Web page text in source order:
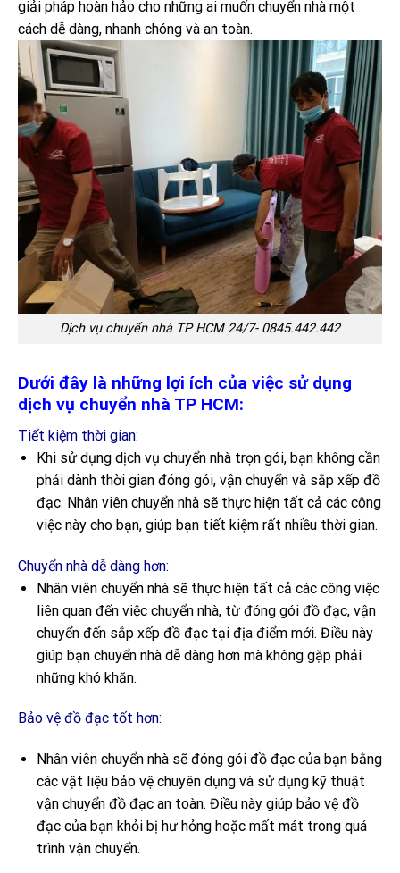
giải pháp hoàn hảo cho những ai muốn chuyển nhà một
cách dễ dàng, nhanh chóng và an toàn.
Dịch vụ chuyển nhà TP HCM 24/7- 0845.442.442
Dưới đây là những lợi ích của việc sử dụng
dịch vụ chuyển nhà TP HCM:
Tiết kiệm thời gian:
Khi sử dụng dịch vụ chuyển nhà trọn gói, bạn không cần
phải dành thời gian đóng gói, vận chuyển và sắp xếp đồ
đạc. Nhân viên chuyển nhà sẽ thực hiện tất cả các công
việc này cho bạn, giúp bạn tiết kiệm rất nhiều thời gian.
Chuyển nhà dễ dàng hơn:
Nhân viên chuyển nhà sẽ thực hiện tất cả các công việc
liên quan đến việc chuyển nhà, từ đóng gói đồ đạc, vận
chuyển đến sắp xếp đồ đạc tại địa điểm mới. Điều này
giúp bạn chuyển nhà dễ dàng hơn mà không gặp phải
những khó khăn.
Bảo vệ đồ đạc tốt hơn:
Nhân viên chuyển nhà sẽ đóng gói đồ đạc của bạn bằng
các vật liệu bảo vệ chuyên dụng và sử dụng kỹ thuật
vận chuyển đồ đạc an toàn. Điều này giúp bảo vệ đồ
đạc của bạn khỏi bị hư hỏng hoặc mất mát trong quá
trình vận chuyển.